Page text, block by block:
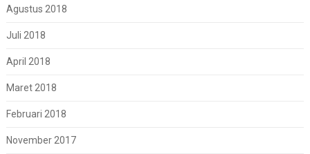
Agustus 2018
Juli 2018
April 2018
Maret 2018
Februari 2018
November 2017